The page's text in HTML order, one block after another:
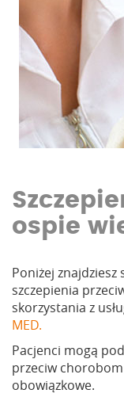
ospie
Poniżej
szczepienia
skorzystania z
MED.
Pacjenci mogą
przeciw
obowiązkowe.